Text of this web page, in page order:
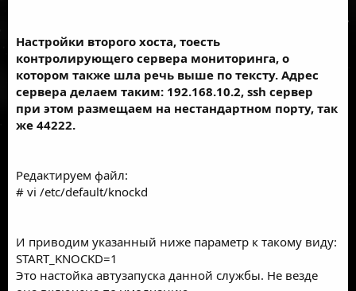
Настройки второго хоста, тоесть
контролирующего сервера мониторинга, о
котором также шла речь выше по тексту. Адрес
сервера делаем таким: 192.168.10.2, ssh сервер
при этом размещаем на нестандартном порту, так
же 44222.
Редактируем файл:
# vi /etc/default/knockd
И приводим указанный ниже параметр к такому виду:
START_KNOCKD=1
Это настойка автузапуска данной службы. Не везде